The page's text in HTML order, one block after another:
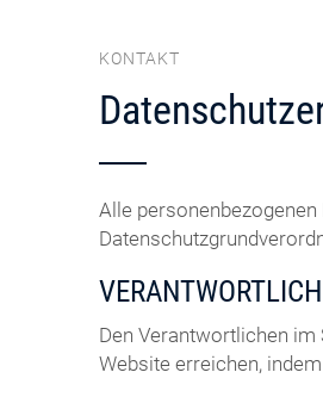
KONTAKT
Alle
Den Verantwortlichen im
Website erreichen,